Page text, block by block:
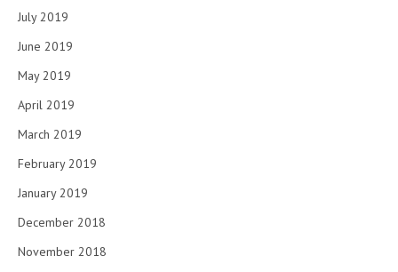
July 2019
June 2019
May 2019
April 2019
March 2019
February 2019
January 2019
December 2018
November 2018